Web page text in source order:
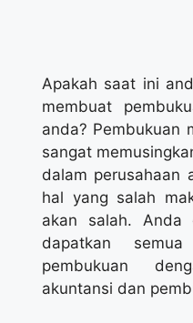
Apakah saat ini
membuat
anda? Pembukuan
sangat
dalam perusahaan
hal yang salah
akan salah. Anda
dapatkan
pembukuan
akuntansi dan